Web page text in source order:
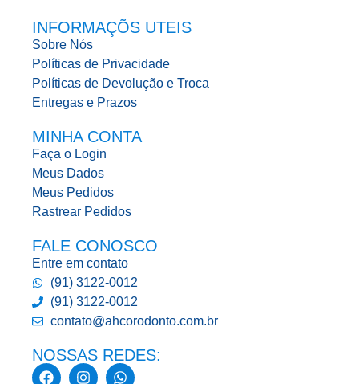
INFORMAÇÕS UTEIS
Sobre Nós
Políticas de Privacidade
Políticas de Devolução e Troca
Entregas e Prazos
MINHA CONTA
Faça o Login
Meus Dados
Meus Pedidos
Rastrear Pedidos
FALE CONOSCO
Entre em contato
(91) 3122-0012
(91) 3122-0012
contato@ahcorodonto.com.br
NOSSAS REDES: